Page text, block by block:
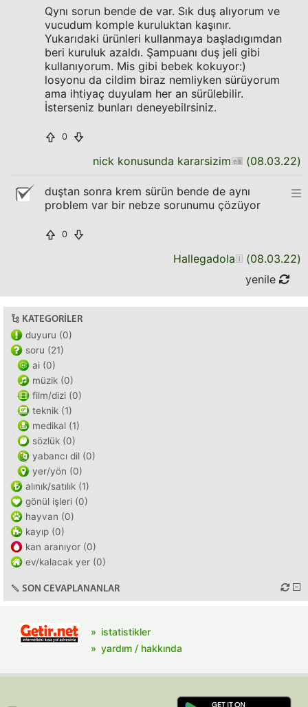
Qynı sorun bende de var. Sık duş alıyorum ve
vucudum komple kuruluktan kaşınır.
Yukarıdaki ürünleri kullanmaya başladıgımdan
beri kuruluk azaldı. Şampuanı duş jeli gibi
kullanıyorum. Mis gibi bebek kokuyor:)
losyonu da cildim biraz nemliyken sürüyorum
ama ihtiyaç duyulam her an sürülebilir.
İsterseniz bunları deneyebilrsiniz.
0
nick konusunda kararsizim (08.03.22)
duştan sonra krem sürün bende de aynı
problem var bir nebze sorunumu çözüyor
0
Hallegadola (08.03.22)
yenile
KATEGORILER
duyuru (0)
soru (21)
ai (0)
müzik (0)
film/dizi (0)
teknik (1)
medikal (1)
sözlük (0)
yabancı dil (0)
yer/yön (0)
alınık/satılık (1)
gönül işleri (0)
hayvan (0)
kayıp (0)
kan aranıyor (0)
ev/kalacak yer (0)
SON CEVAPLANANLAR
istatistikler
yardım / hakkında